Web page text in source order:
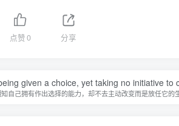
点赞0 分享
given a choice, yet taking no initiative to
自己拥有作出选择的能力，却不去主动改变而是放任它的